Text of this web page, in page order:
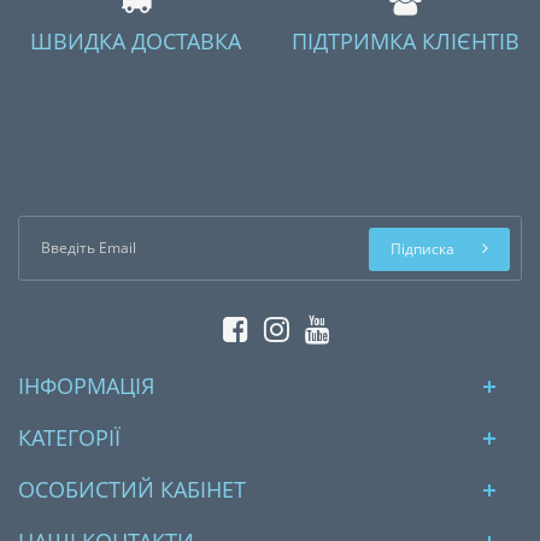
ШВИДКА ДОСТАВКА ПІДТРИМКА КЛІЄНТІВ
Підписка
ІНФОРМАЦІЯ
КАТЕГОРІЇ
ОСОБИСТИЙ КАБІНЕТ